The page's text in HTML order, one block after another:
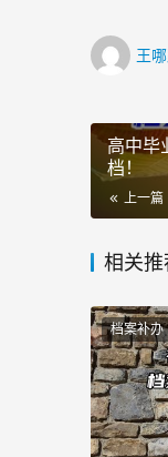
王
高中毕
档！
上一篇
相关推
档案补办